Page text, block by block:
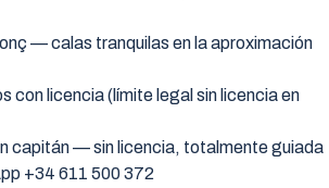
— calas tranquilas en la aproximación
con licencia (límite legal sin licencia en
capitán — sin licencia, totalmente guiada
+34 611 500 372